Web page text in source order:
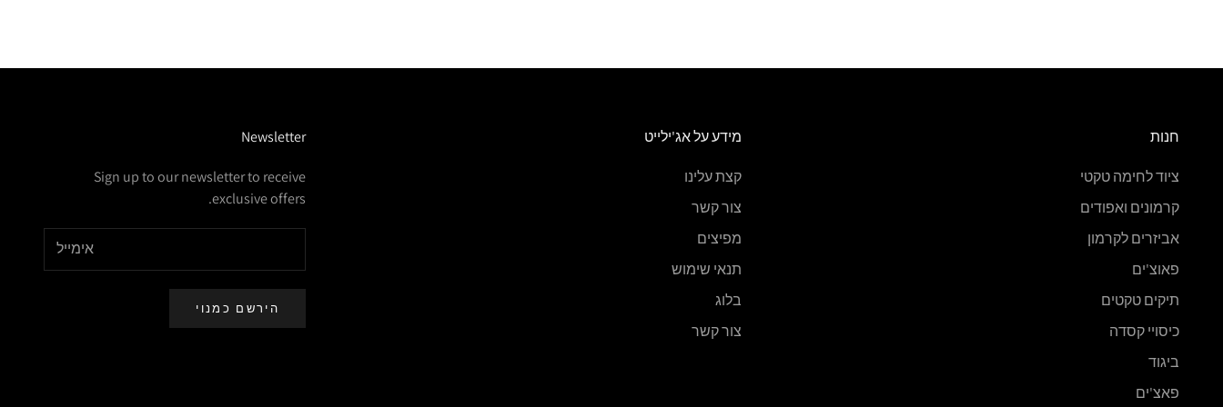
חנות
ציוד לחימה טקטי
קרמונים ואפודים
אביזרים לקרמון
פאוצ'ים
תיקים טקטים
כיסויי קסדה
ביגוד
פאצ'ים
מידע על אג'ילייט
קצת עלינו
צור קשר
מפיצים
תנאי שימוש
בלוג
צור קשר
Newsletter
Sign up to our newsletter to receive
exclusive offers.
הירשם כמנוי